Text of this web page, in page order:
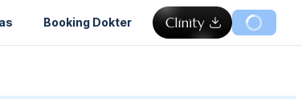
Booking Dokter